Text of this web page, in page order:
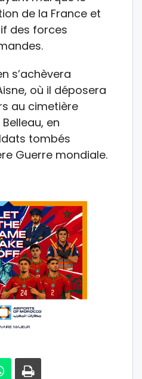
de la France et
des forces
s’achèvera
où il déposera
au cimetière
en
tombés
Guerre mondiale.